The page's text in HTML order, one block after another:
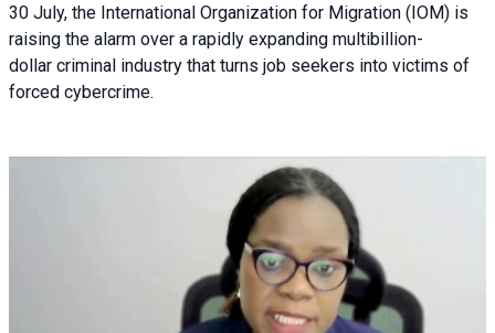
30 July, the International Organization for Migration (IOM) is
raising the alarm over a rapidly expanding multibillion-
dollar criminal industry that turns job seekers into victims of
forced cybercrime.